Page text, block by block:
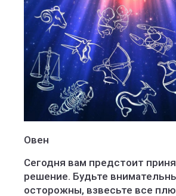
Овен
Сегодня вам предстоит
решение. Будьте
осторожны, взвесьте все